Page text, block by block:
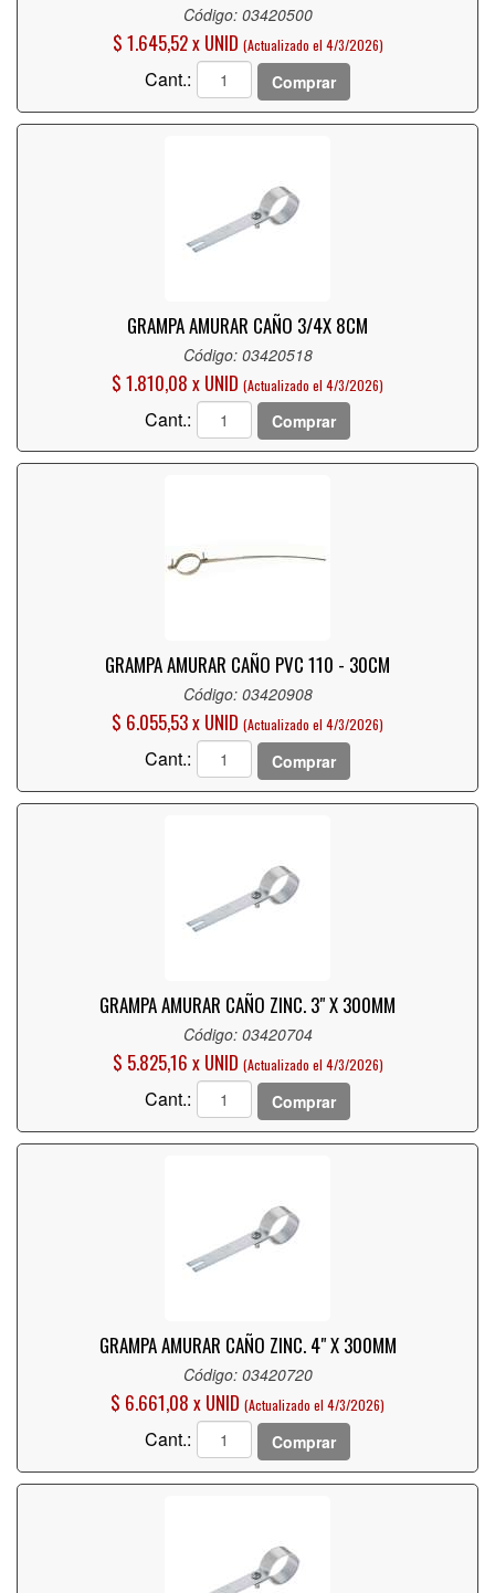
Código: 03420500
$ 1.645,52 x UNID (Actualizado el 4/3/2026)
Cant.: Comprar
GRAMPA AMURAR CAÑO 3/4X 8CM
Código: 03420518
$ 1.810,08 x UNID (Actualizado el 4/3/2026)
Cant.: Comprar
GRAMPA AMURAR CAÑO PVC 110 - 30CM
Código: 03420908
$ 6.055,53 x UNID (Actualizado el 4/3/2026)
Cant.: Comprar
GRAMPA AMURAR CAÑO ZINC. 3" X 300MM
Código: 03420704
$ 5.825,16 x UNID (Actualizado el 4/3/2026)
Cant.: Comprar
GRAMPA AMURAR CAÑO ZINC. 4" X 300MM
Código: 03420720
$ 6.661,08 x UNID (Actualizado el 4/3/2026)
Cant.: Comprar